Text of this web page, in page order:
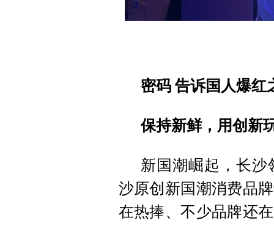
密码 告诉国人爆红
保持新鲜，用创新
新国潮崛起，长
沙原创新国潮消费品
在热捧、不少品牌还